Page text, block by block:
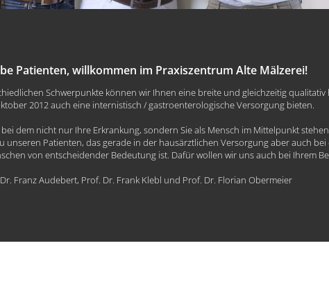
Patienten, willkommen im Praxiszentrum Alte Mälzerei!
Schwerpunkte können wir Ihnen eine breite und gleichzeitig
2012 auch eine internistisch / gastroenterologische Versorgung bieten.
dem nicht nur Ihre Erkrankung, sondern Sie als Mensch im Mittelpunkt
unseren Patienten, das gerade in der hausärztlichen Versorgung aber auch
von entscheidender Bedeutung ist. Dafür wollen wir uns auch bei Ihrem
Dr. Franz Audebert, Prof. Dr. Frank Klebl und Prof. Dr. Florian Obermeier